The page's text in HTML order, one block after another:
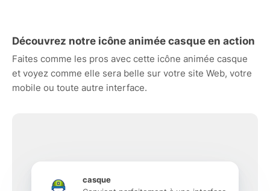
Découvrez notre icône animée casque en action
Faites comme les pros avec cette icône animée casque
et voyez comme elle sera belle sur votre site Web, votre
mobile ou toute autre interface.
casque